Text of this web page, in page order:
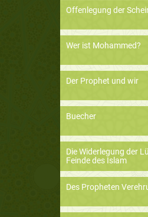
Offenlegung der
Wer ist Mohammed?
Der Prophet und wir
Buecher
Die Widerlegung der
Feinde des Islam
Des Propheten